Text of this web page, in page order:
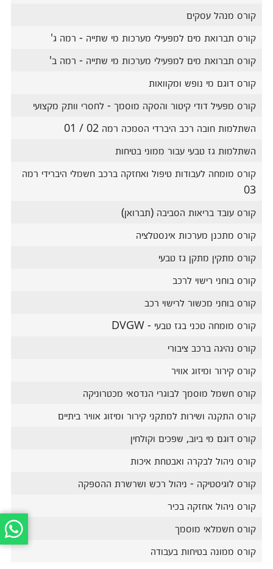
קורס מנהל עסקים
קורס תברואת מים למפעילי מערכות מי שתייה - רמה ג'
קורס תברואת מים למפעילי מערכות מי שתייה - רמה ב'
קורס דוגם מי נופש ומקוואות
קורס מפעיל דודי קיטור והסקה מוסמך - לחסרי וותק מקצועי
השתלמות חובה רכב היברדי הסמכה רמה 02 / 01
השתלמות גז טבעי עבור ממוני בטיחות
קורס מומחה לעבודות טיפול ואחזקה ברכב חשמלי היברידי רמה
03
קורס עובד בריאות הסביבה (תברואן)
קורס מתכנן מערכות אינסטלציה
קורס מתקין מתקן גז טבעי
קורס בוחני רישוי לרכב
קורס בוחני מכשור לרישוי רכב
קורס מומחה טכני בגז טבעי - DVGW
קורס נהיגה ברכב ציבורי
קורס קירור ומיזוג אוויר
קורס חשמל מוסמך לבוגרי הנדסאי מכטרוניקה
קורס התקנה ושירות למתקני קירור ומיזוג אוויר ביתיים
קורס דוגם מי ביוב, שפכים וקולחין
קורס ניהול לבקרה ואבטחת איכות
קורס לוגיסטיקה - ניהול רכש ושרשרת ההספקה
קורס ניהול אחזקה בכיר
קורס חשמלאי מוסמך
קורס ממונה בטיחות בעבודה